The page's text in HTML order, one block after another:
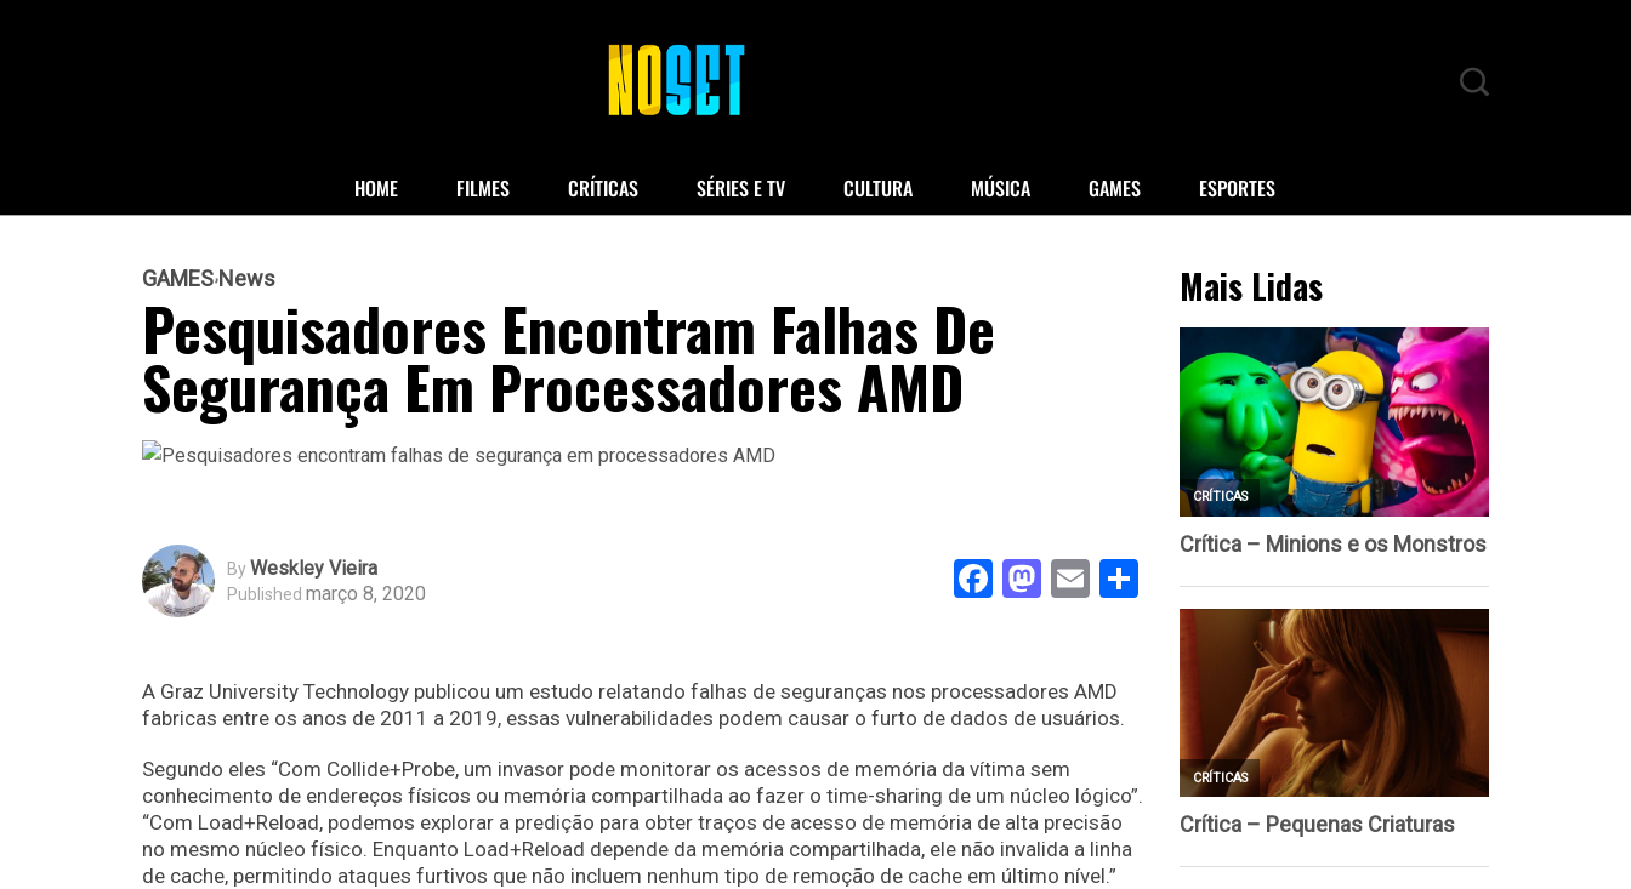
HOME FILMES CRÍTICAS SÉRIES E TV CULTURA MÚSICA GAMES ESPORTES
GAMES News
Pesquisadores Encontram Falhas De
Segurança Em Processadores AMD
ByWeskley Vieira
Published março 8, 2020 Facebook
Mastodon
EmailShare
A Graz University Technology publicou um estudo relatando falhas de seguranças nos processadores AMD
fabricas entre os anos de 2011 a 2019, essas vulnerabilidades podem causar o furto de dados de usuários.
Segundo eles “Com Collide+Probe, um invasor pode monitorar os acessos de memória da vítima sem
conhecimento de endereços físicos ou memória compartilhada ao fazer o time-sharing de um núcleo lógico”.
“Com Load+Reload, podemos explorar a predição para obter traços de acesso de memória de alta precisão
no mesmo núcleo físico. Enquanto Load+Reload depende da memória compartilhada, ele não invalida a linha
de cache, permitindo ataques furtivos que não incluem nenhum tipo de remoção de cache em último nível.”
Mais Lidas